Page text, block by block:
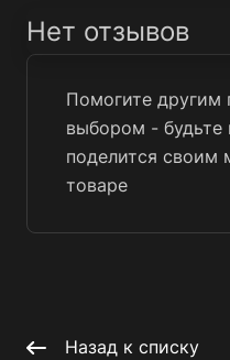
Помогите другим
выбором - будьте
поделится своим
товаре
Нет отзывов
Назад к списку